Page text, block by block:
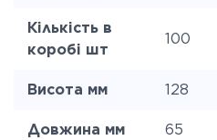
Кількість в
коробі шт
100
Висота мм 128
Довжина мм 65